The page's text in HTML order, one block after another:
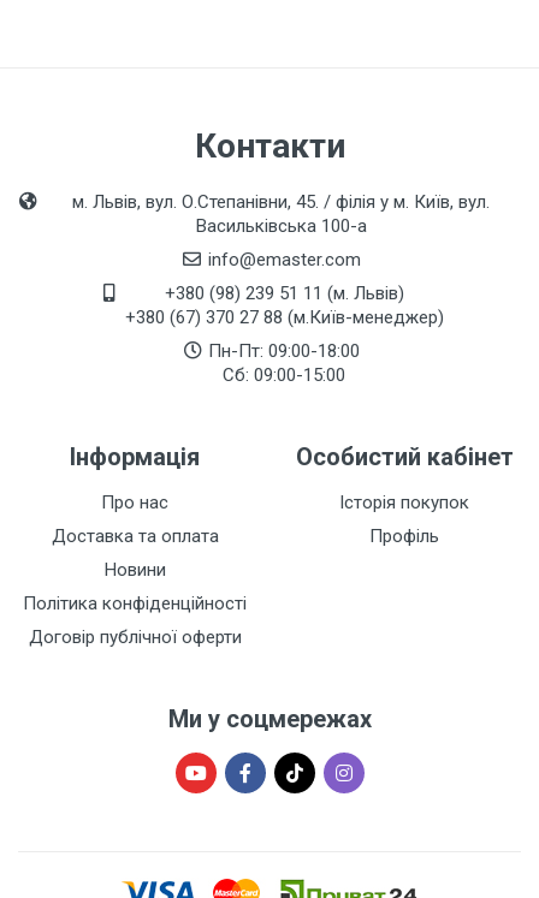
Контакти
м. Львів, вул. О.Степанівни, 45. / філія у м. Київ, вул.
Васильківська 100-а
info@emaster.com
+380 (98) 239 51 11 (м. Львів)
+380 (67) 370 27 88 (м.Київ-менеджер)
Пн-Пт: 09:00-18:00
Сб: 09:00-15:00
Інформація
Про нас
Доставка та оплата
Новини
Політика конфіденційності
Договір публічної оферти
Особистий кабінет
Історія покупок
Профіль
Ми у соцмережах